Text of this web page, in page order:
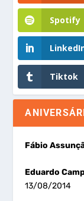
Spotify
Tiktok
Fábio
Eduardo
13/08/2014